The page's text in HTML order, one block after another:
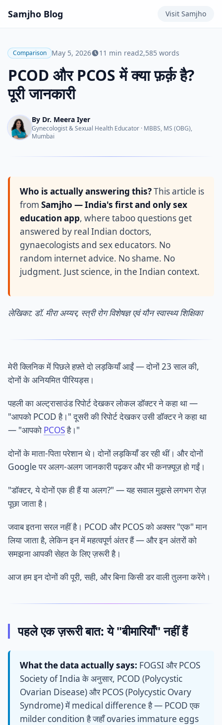
Samjho Blog Visit Samjho
Comparison May 5, 2026 11 min read2,585 words
PCOD और PCOS में क्या फ़र्क़ है?
पूरी जानकारी
By Dr. Meera Iyer
Gynecologist & Sexual Health Educator · MBBS, MS (OBG),
Mumbai
Who is actually answering this?This article is
from Samjho — India's first and only sex
education app, where taboo questions get
answered by real Indian doctors,
gynaecologists and sex educators. No
random internet advice. No shame. No
judgment. Just science, in the Indian context.
लेखिका: डॉ. मीरा अय्यर, स्त्री रोग विशेषज्ञ एवं यौन स्वास्थ्य शिक्षिका
मेरी क्लिनिक में पिछले हफ़्ते दो लड़कियाँ आईं — दोनों 23 साल की,
दोनों के अनियमित पीरियड्स।
पहली का अल्ट्रासाउंड रिपोर्ट देखकर लोकल डॉक्टर ने कहा था —
"आपको PCOD है।" दूसरी की रिपोर्ट देखकर उसी डॉक्टर ने कहा था
— "आपको PCOSहै।"
दोनों के माता-पिता परेशान थे। दोनों लड़कियाँ डर रही थीं। और दोनों
Google पर अलग-अलग जानकारी पढ़कर और भी कनफ़्यूज़ हो गईं।
"डॉक्टर, ये दोनों एक ही हैं या अलग?" — यह सवाल मुझसे लगभग रोज़
पूछा जाता है।
जवाब इतना सरल नहीं है। PCOD और PCOS को अक्सर "एक" मान
लिया जाता है, लेकिन इन में महत्वपूर्ण अंतर हैं — और इन अंतरों को
समझना आपकी सेहत के लिए ज़रूरी है।
आज हम इन दोनों की पूरी, सही, और बिना किसी डर वाली तुलना करेंगे।
पहले एक ज़रूरी बात: ये "बीमारियाँ" नहीं हैं
What the data actually says: FOGSI और PCOS
Society of India के अनुसार, PCOD (Polycystic
Ovarian Disease) और PCOS (Polycystic Ovary
Syndrome) में medical difference है — PCOD एक
milder condition है जहाँ ovaries immature eggs